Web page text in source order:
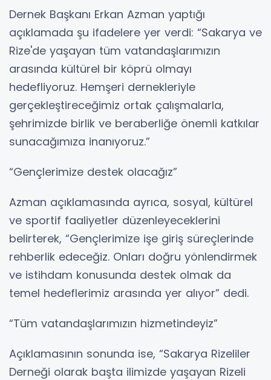
Dernek Başkanı Erkan Azman yaptığı
açıklamada şu ifadelere yer verdi: “Sakarya ve
Rize'de yaşayan tüm vatandaşlarımızın
arasında kültürel bir köprü olmayı
hedefliyoruz. Hemşeri dernekleriyle
gerçekleştireceğimiz ortak çalışmalarla,
şehrimizde birlik ve beraberliğe önemli katkılar
sunacağımıza inanıyoruz.”
“Gençlerimize destek olacağız”
Azman açıklamasında ayrıca, sosyal, kültürel
ve sportif faaliyetler düzenleyeceklerini
belirterek, “Gençlerimize işe giriş süreçlerinde
rehberlik edeceğiz. Onları doğru yönlendirmek
ve istihdam konusunda destek olmak da
temel hedeflerimiz arasında yer alıyor” dedi.
“Tüm vatandaşlarımızın hizmetindeyiz”
Açıklamasının sonunda ise, “Sakarya Rizeliler
Derneği olarak başta ilimizde yaşayan Rizeli